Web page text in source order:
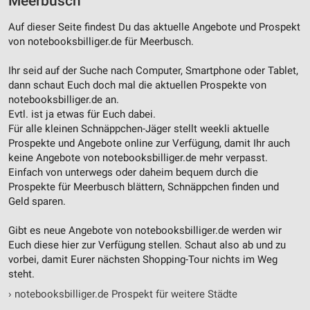
Auf dieser Seite findest Du das aktuelle Angebote und Prospekt
von notebooksbilliger.de für Meerbusch.
Ihr seid auf der Suche nach Computer, Smartphone oder Tablet,
dann schaut Euch doch mal die aktuellen Prospekte von
notebooksbilliger.de an.
Evtl. ist ja etwas für Euch dabei.
Für alle kleinen Schnäppchen-Jäger stellt weekli aktuelle
Prospekte und Angebote online zur Verfügung, damit Ihr auch
keine Angebote von notebooksbilliger.de mehr verpasst.
Einfach von unterwegs oder daheim bequem durch die
Prospekte für Meerbusch blättern, Schnäppchen finden und
Geld sparen.
Gibt es neue Angebote von notebooksbilliger.de werden wir
Euch diese hier zur Verfügung stellen. Schaut also ab und zu
vorbei, damit Eurer nächsten Shopping-Tour nichts im Weg
steht.
› notebooksbilliger.de Prospekt für weitere Städte
Erstellung von Profilen zur Personalisierung
von Inhalten
Verwendung von Profilen zur Auswahl
Messung der Werbeleistung
Messung der Performance von Inhalten
Analyse von Zielgruppen durch Statistiken oder
Kombinationen von Daten aus verschiedenen
Quellen
Entwicklung und Verbesserung der Angebote
Verwendung reduzierter Daten zur Auswahl von
Inhalten
IAB-Besonderheiten: